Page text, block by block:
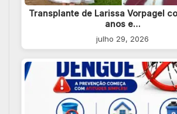
Transplante de Larissa Vorpagel
anos e…
julho 29, 2026